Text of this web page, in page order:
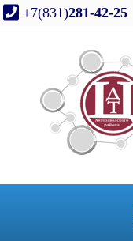
+7(831)281-42-25